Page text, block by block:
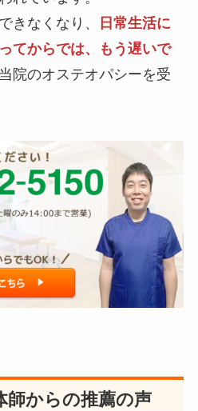
きなくなり、
日常生活に
てからでは、もう遅いで
院のオステオパシーを受
師からの推薦の声